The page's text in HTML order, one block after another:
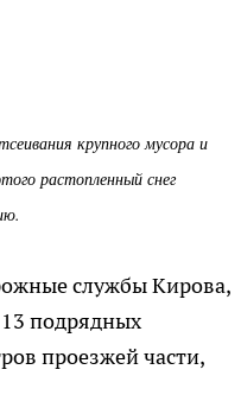
крупного мусора и
растопленный снег
службы Кирова,
подрядных
проезжей части,